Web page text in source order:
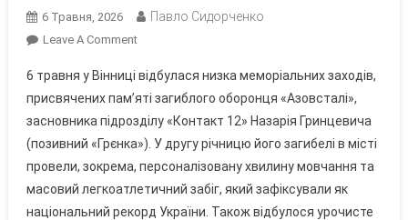
6 Травня, 2026 Павло Сидорченко
Leave A CommentOn
Вінниці
Вшанували
Пам’ять
Героя
України
Назарія
Гринцевича
6 травня у Вінниці відбулася низка меморіальних заходів,
присвячених пам’яті загиблого оборонця «Азовсталі»,
засновника підрозділу «Контакт 12» Назарія Гринцевича
(позивний «Грєнка»). У другу річницю його загибелі в місті
провели, зокрема, персоналізовану хвилину мовчання та
масовий легкоатлетичний забіг, який зафіксували як
національний рекорд України. Також відбулося урочисте